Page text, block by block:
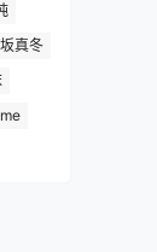
真冬